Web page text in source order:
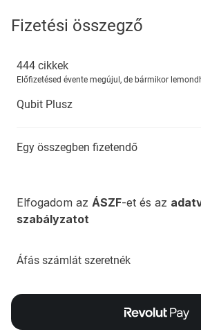
Fizetési összegző
444 cikkek
Előfizetésed évente megújul, de bármikor
Qubit Plusz
Egy összegben fizetendő
Elfogadom az ÁSZF-et és az
szabályzatot
Áfás számlát szeretnék